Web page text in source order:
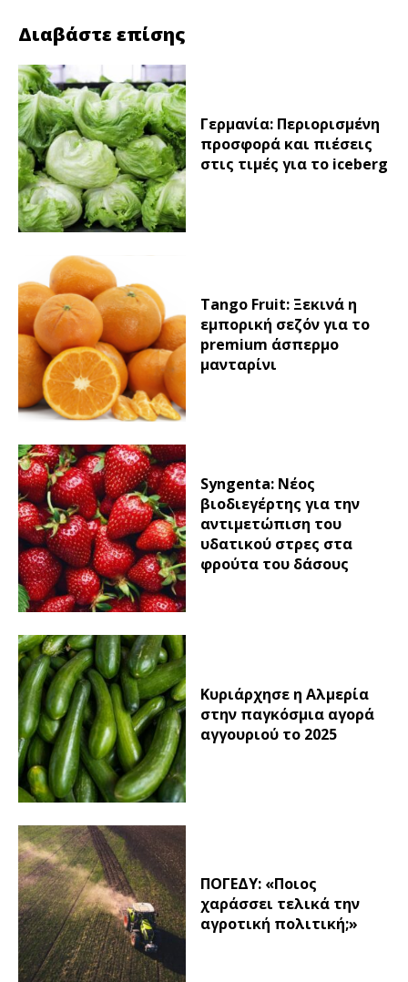
Διαβάστε επίσης
Γερμανία: Περιορισμένη
προσφορά και πιέσεις
στις τιμές για το iceberg
Tango Fruit: Ξεκινά η
εμπορική σεζόν για το
premium άσπερμο
μανταρίνι
Syngenta: Νέος
βιοδιεγέρτης για την
αντιμετώπιση του
υδατικού στρες στα
φρούτα του δάσους
Κυριάρχησε η Αλμερία
στην παγκόσμια αγορά
αγγουριού το 2025
ΠΟΓΕΔΥ: «Ποιος
χαράσσει τελικά την
αγροτική πολιτική;»